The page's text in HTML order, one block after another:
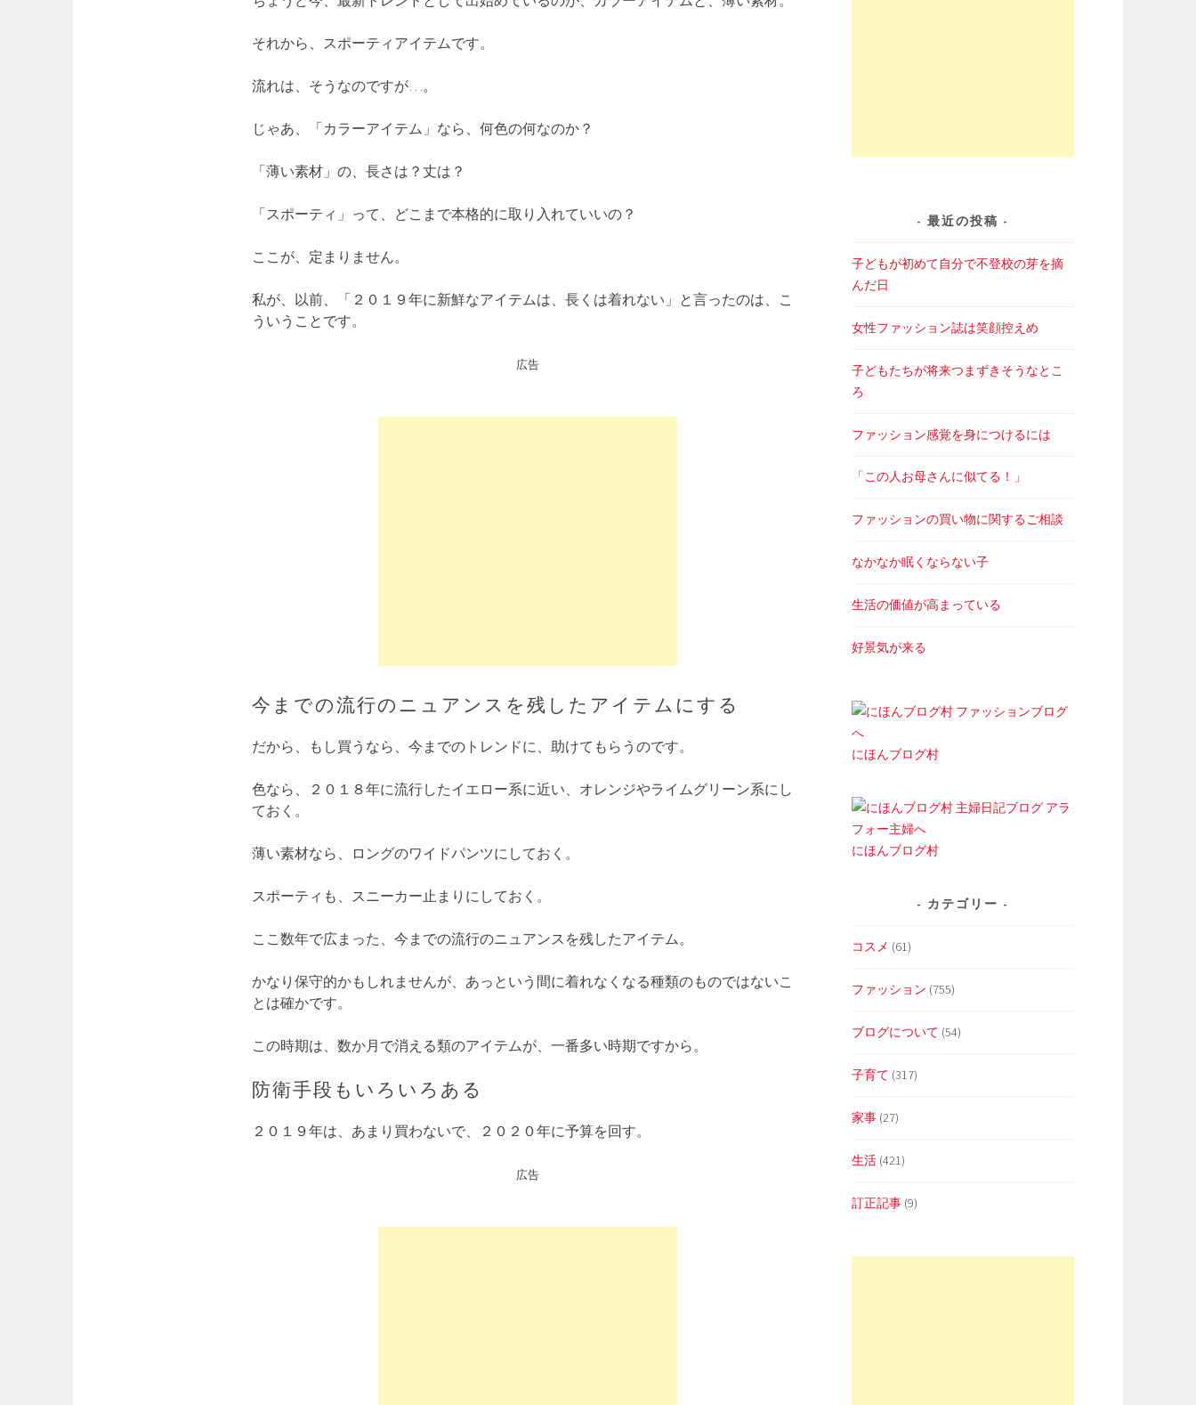
それから、スポーティアイテムです。
流れは、そうなのですが…。
じゃあ、「カラーアイテム」なら、何色の何なのか？
「薄い素材」の、長さは？丈は？
「スポーティ」って、どこまで本格的に取り入れていいの？
ここが、定まりません。
私が、以前、「２０１９年に新鮮なアイテムは、長くは着れない」と言ったのは、こ
ういうことです。
広告
今までの流行のニュアンスを残したアイテムにする
だから、もし買うなら、今までのトレンドに、助けてもらうのです。
色なら、２０１８年に流行したイエロー系に近い、オレンジやライムグリーン系にし
ておく。
薄い素材なら、ロングのワイドパンツにしておく。
スポーティも、スニーカー止まりにしておく。
ここ数年で広まった、今までの流行のニュアンスを残したアイテム。
かなり保守的かもしれませんが、あっという間に着れなくなる種類のものではないこ
とは確かです。
この時期は、数か月で消える類のアイテムが、一番多い時期ですから。
防衛手段もいろいろある
２０１９年は、あまり買わないで、２０２０年に予算を回す。
広告
最近の投稿
子どもが初めて自分で不登校の芽を摘
んだ日
女性ファッション誌は笑顔控えめ
子どもたちが将来つまずきそうなとこ
ろ
ファッション感覚を身につけるには
「この人お母さんに似てる！」
ファッションの買い物に関するご相談
なかなか眠くならない子
生活の価値が高まっている
好景気が来る
にほんブログ村
にほんブログ村
カテゴリー
コスメ (61)
ファッション (755)
ブログについて (54)
子育て (317)
家事 (27)
生活 (421)
訂正記事 (9)